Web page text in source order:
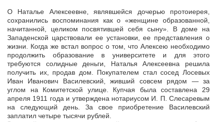
О Наталье Алексеевне, являвшейся дочерью протоиерея,
сохранились воспоминания как о «женщине образованной,
начитанной, целиком посвятившей себя сыну». В доме на
Западенской царствовали ее установки, ее представления о
жизни. Когда же встал вопрос о том, что Алексею необходимо
продолжить образование в университете и для этого
требуются солидные деньги, Наталья Алексеевна решила
получить их, продав дом. Покупателем стал сосед Лосевых
Иван Иванович Василевский, живший совсем рядом — за
углом на Комитетской улице. Купчая была составлена 29
апреля 1911 года и утверждена нотариусом И. П. Слесаревым
на следующий день. За свое приобретение Василевский
заплатил четыре тысячи рублей.